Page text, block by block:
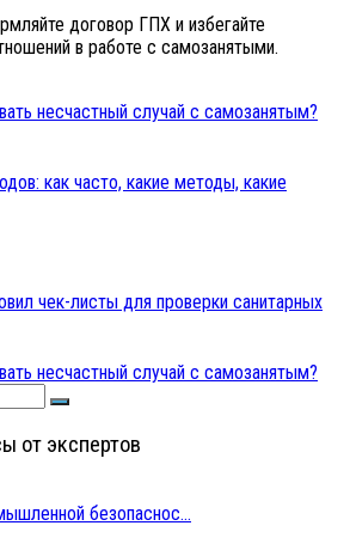
договор ГПХ и избегайте
в работе с самозанятыми.
как часто, какие методы, какие
чек-листы для проверки санитарных
от экспертов
безопаснос...